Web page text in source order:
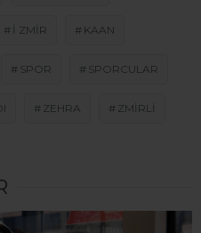
I ZMIR KAAN
SPOR SPORCULAR
ZEHRA ZMIRLI